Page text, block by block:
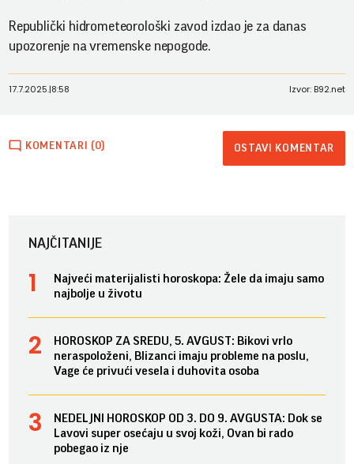
Republički hidrometeorološki zavod izdao je za danas
upozorenje na vremenske nepogode.
17.7.2025.|8:58 Izvor: B92.net
KOMENTARI (0) OSTAVI KOMENTAR
NAJČITANIJE
Najveći materijalisti horoskopa: Žele da imaju samo
najbolje u životu
HOROSKOP ZA SREDU, 5. AVGUST: Bikovi vrlo
neraspoloženi, Blizanci imaju probleme na poslu,
Vage će privući vesela i duhovita osoba
NEDELJNI HOROSKOP OD 3. DO 9. AVGUSTA: Dok se
Lavovi super osećaju u svoj koži, Ovan bi rado
pobegao iz nje